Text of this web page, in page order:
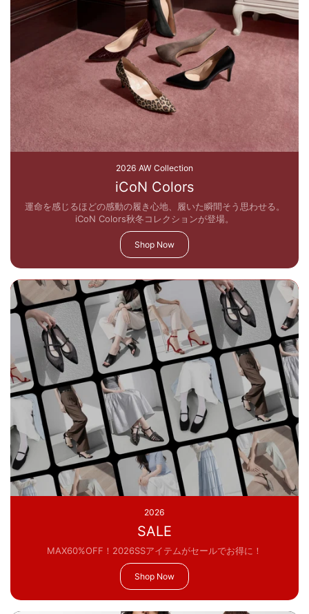
2026 AW Collection
iCoN Colors
運命を感じるほどの感動の履き心地、履いた瞬間そう思わせる。
iCoN Colors秋冬コレクションが登場。
Shop Now
2026
SALE
MAX60%OFF！2026SSアイテムがセールでお得に！
Shop Now